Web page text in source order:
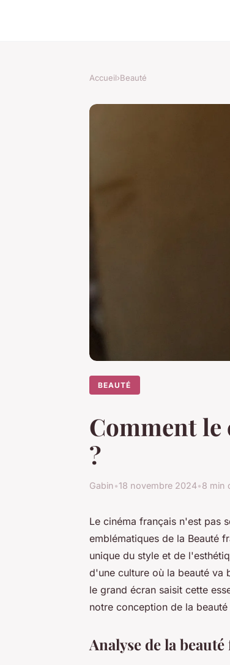
Accueil›Beauté
BEAUTÉ
Comment
?
Gabin•18 novembre 2024•8 min
Le cinéma français n'est pas
emblématiques de la Beauté
unique du style et de
d'une culture où la beauté va
le grand écran saisit cette
notre conception de la beauté
Analyse de la